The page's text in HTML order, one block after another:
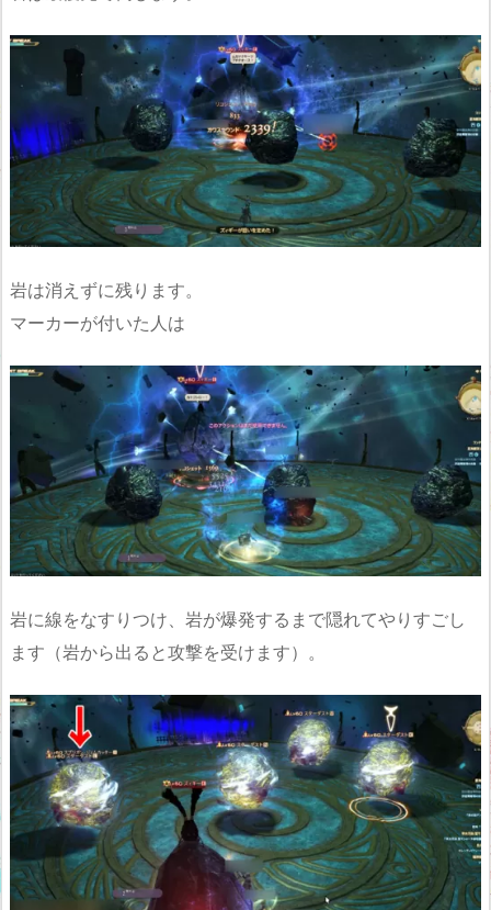
岩は消えずに残ります。
マーカーが付いた人は
岩に線をなすりつけ、岩が爆発するまで隠れてやりすごし
ます（岩から出ると攻撃を受けます）。